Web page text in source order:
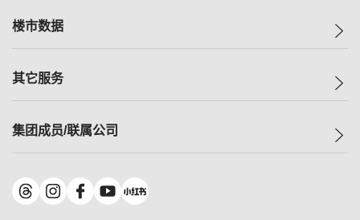
减价
美联豪宅
独家楼盘
租房
自助放盘
查询热线
按揭计算机
负担能力计算机
转按计算机
缴款方式
楼市数据
指数
历史成交
小区成交排行榜
地区百科
其它服务
小区专页
美联精英会
集团成员/联属公司
美联物业
鋑联控股*